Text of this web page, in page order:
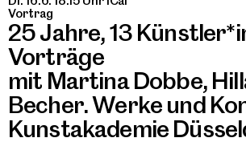
Vortrag
25 Jahre, 13
Vorträge
mit Martina Dobbe,
Becher. Werke und
Kunstakademie